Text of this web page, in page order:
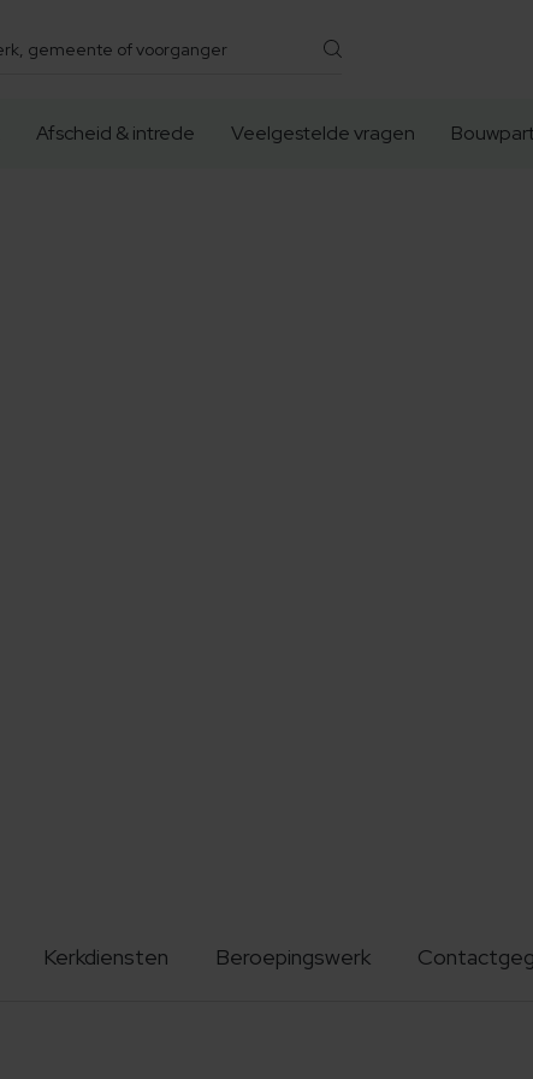
Afscheid & intrede Veelgestelde vragen
Kerkdiensten Beroepingswerk